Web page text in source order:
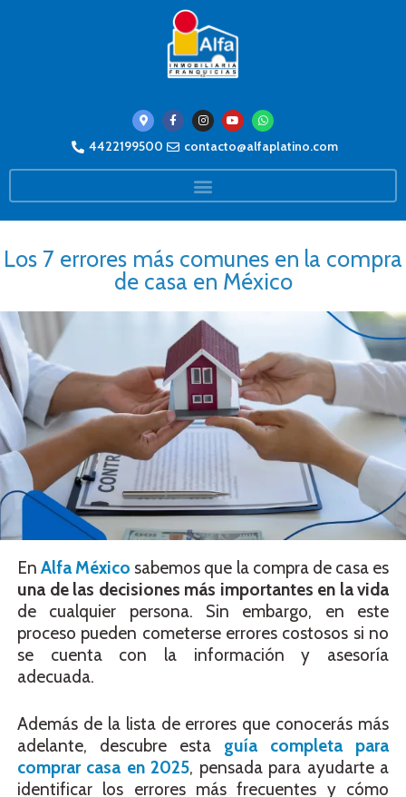
4422199500 contacto@alfaplatino.com
Los 7 errores más comunes en la compra
de casa en México
EnAlfa México sabemos que la compra de casa es
una de las decisiones más importantes en la vida
de cualquier persona. Sin embargo, en este
proceso pueden cometerse errores costosos si no
se cuenta con la información y asesoría
adecuada.
Además de la lista de errores que conocerás más
adelante, descubre esta guía completa para
comprar casa en 2025, pensada para ayudarte a
identificar los errores más frecuentes y cómo